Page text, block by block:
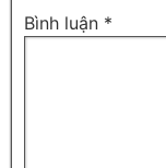
Bình luận *